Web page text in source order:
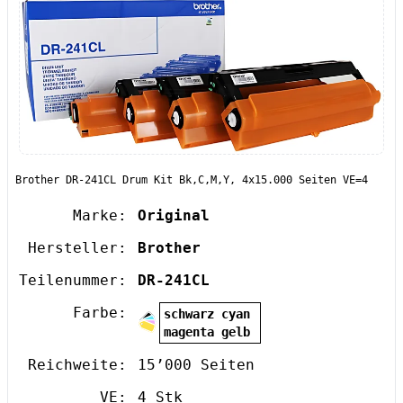
Brother DR-241CL Drum Kit Bk,C,M,Y, 4x15.000 Seiten VE=4
Marke:
Original
Hersteller:
Brother
Teilenummer:
DR-241CL
Farbe:
schwarz cyan
magenta gelb
Reichweite:
15’000 Seiten
VE:
4 Stk